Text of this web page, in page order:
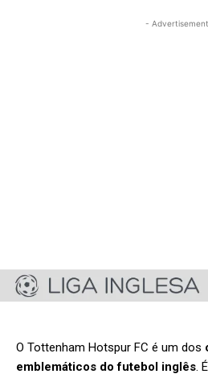
-
O Tottenham Hotspur FC é um dos
emblemáticos do futebol inglês.